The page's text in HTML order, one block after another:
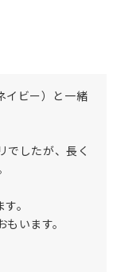
イビー）と一緒
でしたが、長く
。
います。